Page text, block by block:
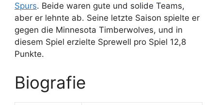
Spurs. Beide waren gute und solide Teams,
aber er lehnte ab. Seine letzte Saison spielte er
gegen die Minnesota Timberwolves, und in
diesem Spiel erzielte Sprewell pro Spiel 12,8
Punkte.
Biografie